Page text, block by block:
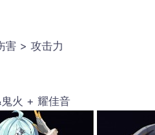
害 > 攻击力
火 + 耀佳音